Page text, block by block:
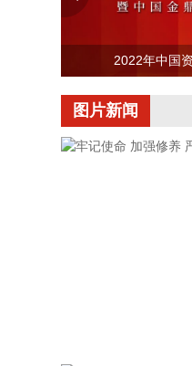
2026-08-07 19:28:17
立昂微(605358)8
年，公司实现营业
万元，上年同期亏
平大幅改善，公司
2022年中国
图片新闻